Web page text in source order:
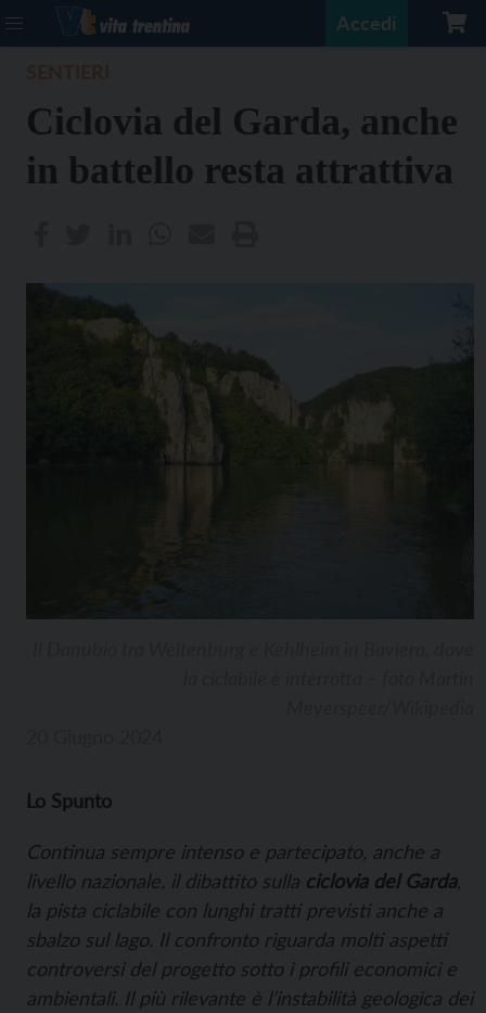
Accedi
Ciclovia del Garda, anche
in battello resta attrattiva
Lo Spunto
Continua sempre intenso e partecipato, anche a
livello nazionale, il dibattito sulla ciclovia del Garda,
la pista ciclabile con lunghi tratti previsti anche a
sbalzo sul lago. Il confronto riguarda molti aspetti
controversi del progetto sotto i profili economici e
ambientali. Il più rilevante è l’instabilità geologica dei